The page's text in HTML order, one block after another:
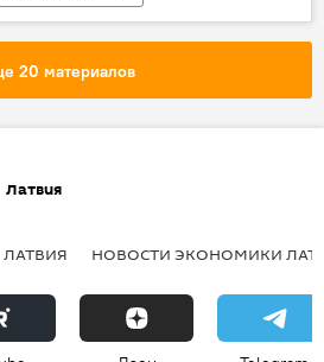
20 материалов
Латвия
ЛАТВИЯ НОВОСТИ ЭКОНОМИКИ